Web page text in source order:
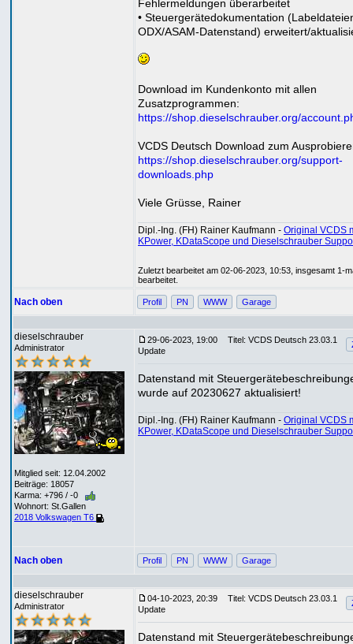
Fehlermeldungen überarbeitet
• Steuergerätedokumentation
ODX/ASAM-Datenstand) erweitert/
Download im Kundenkonto mit allen
Zusatzprogrammen:
https://shop.dieselschrauber.org/
VCDS Deutsch Download zum
https://shop.dieselschrauber.org/support-
downloads.php
Viele Grüsse, Rainer
Dipl.-Ing. (FH) Rainer Kaufmann - Original VCDS
KPower, KDataScope und Dieselschrauber
Zuletzt bearbeitet am 02-06-2023, 10:53, insgesamt 1-
bearbeitet.
Nach oben Profil PN WWW Garage
dieselschrauber
Administrator
Mitglied seit: 12.04.2002
Beiträge: 18057
Karma: +796 / -0
Wohnort: St.Gallen
2018 Volkswagen T6
29-06-2023, 19:00
Titel: VCDS Deutsch 23.03.1
Update
Datenstand mit
wurde auf 20230627 aktualisiert!
Dipl.-Ing. (FH) Rainer Kaufmann - Original VCDS
KPower, KDataScope und Dieselschrauber
Nach oben Profil PN WWW Garage
dieselschrauber
Administrator
04-10-2023, 20:39
Titel: VCDS Deutsch 23.03.1
Update
Datenstand mit